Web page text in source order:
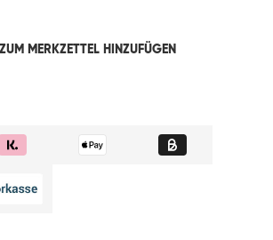
ZUM MERKZETTEL HINZUFÜGEN